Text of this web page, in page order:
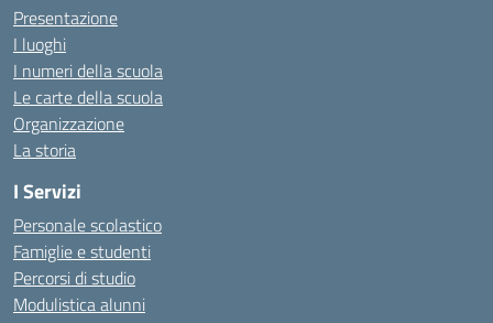
Presentazione
I luoghi
I numeri della scuola
Le carte della scuola
Organizzazione
La storia
I Servizi
Personale scolastico
Famiglie e studenti
Percorsi di studio
Modulistica alunni